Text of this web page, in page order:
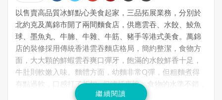
以售賣高品質冰鮮點心美食起家，三品拓展業務，分別於
北約克及萬錦市開了兩間麵食店，供應雲吞、水餃、鯪魚
球、墨魚丸、牛腩、牛雜、牛筋、豬手等港式美食。萬錦
店的裝修採用傳統香港雲吞麵店格局，簡約整潔，食物方
面，大大顆的鮮蝦雲吞爽口彈牙，飽滿的水餃鮮香十足，
牛肚則軟嫩入味。麵體方面，幼麵非常Q彈，但粗麵煮得
有點過軟，口感打了折扣…但總括來說，食物的水準不錯，
繼續閱讀